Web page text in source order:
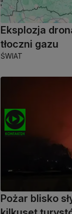
Eksplozja
tłoczni gazu
ŚWIAT
Pożar blisko